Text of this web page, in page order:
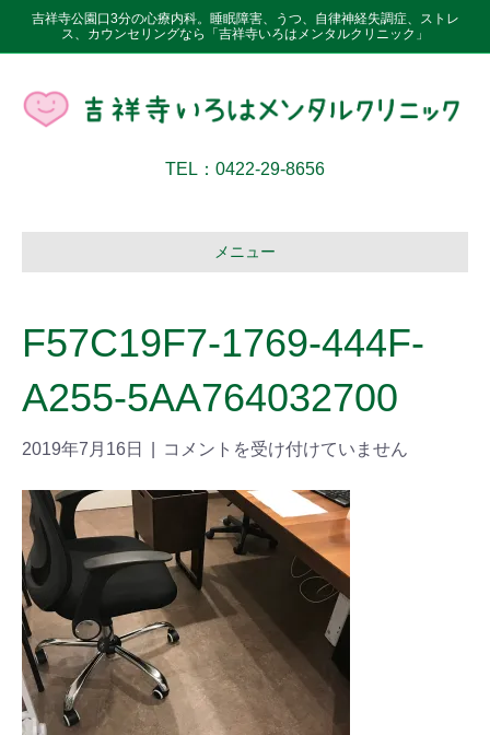
吉祥寺公園口3分の心療内科。睡眠障害、うつ、自律神経失調症、ストレ
ス、カウンセリングなら「吉祥寺いろはメンタルクリニック」
TEL：0422-29-8656
メニュー
F57C19F7-1769-444F-
A255-5AA764032700
2019年7月16日 コメントを受け付けていません